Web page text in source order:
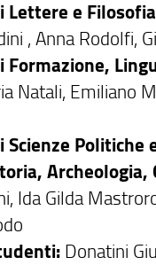
e Filosofia
, Anna Rodolfi,
Natali, Emiliano
Politiche
Archeologia,
Ida Gilda
Donatini